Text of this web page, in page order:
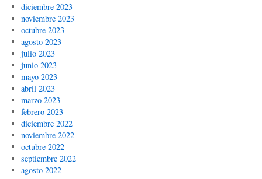
diciembre 2023
noviembre 2023
octubre 2023
agosto 2023
julio 2023
junio 2023
mayo 2023
abril 2023
marzo 2023
febrero 2023
diciembre 2022
noviembre 2022
octubre 2022
septiembre 2022
agosto 2022